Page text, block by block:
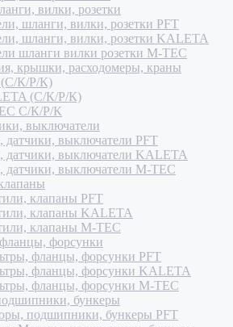
вилки, розетки
шланги, вилки, розетки PFT
шланги, вилки, розетки KALETA
шланги вилки розетки M-TEC
крышки, расходомеры, краны
(С/К/Р/К)
(С/К/Р/К)
С/К/Р/К
выключатели
датчики, выключатели PFT
датчики, выключатели KALETA
датчики, выключатели M-TEC
клапаны PFT
клапаны KALETA
клапаны M-TEC
форсунки
фланцы, форсунки PFT
фланцы, форсунки KALETA
фланцы, форсунки M-TEC
бункеры
подшипники, бункеры PFT